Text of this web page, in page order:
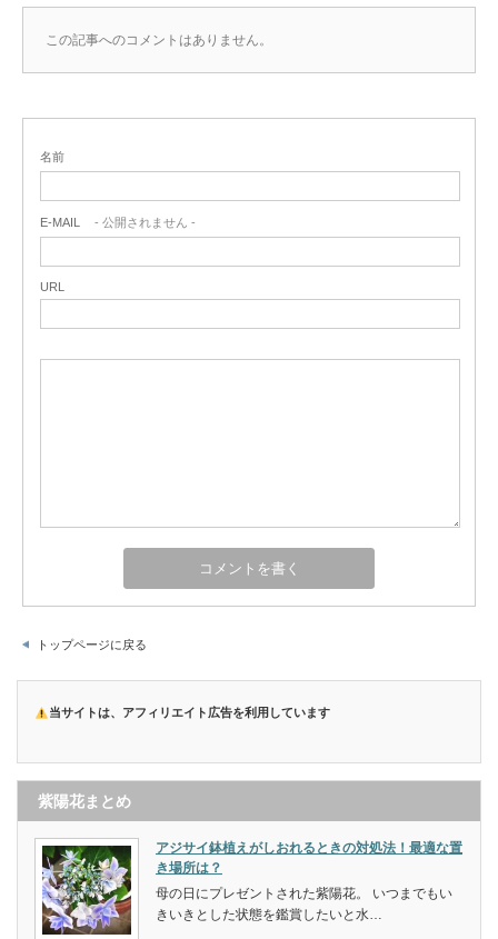
この記事へのコメントはありません。
名前
E-MAIL - 公開されません -
URL
トップページに戻る
当サイトは、アフィリエイト広告を利用しています
紫陽花まとめ
アジサイ鉢植えがしおれるときの対処法！最適な置
き場所は？
母の日にプレゼントされた紫陽花。 いつまでもい
きいきとした状態を鑑賞したいと水…